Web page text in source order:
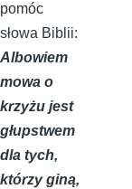
pomóc
słowa Biblii:
Albowiem
mowa o
krzyżu jest
głupstwem
dla tych,
którzy giną,